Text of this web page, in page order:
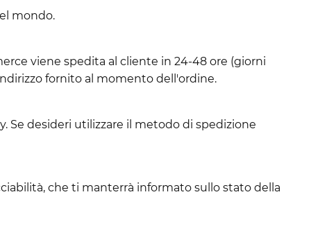
mondo.
viene spedita al cliente in 24-48 ore (giorni
fornito al momento dell'ordine.
Se desideri utilizzare il metodo di spedizione
che ti manterrà informato sullo stato della